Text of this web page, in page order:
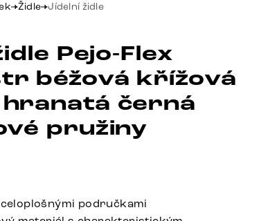
Židle Jídelní židle
Pejo-Flex
béžová křížová
hranatá černá
pružiny
područkami